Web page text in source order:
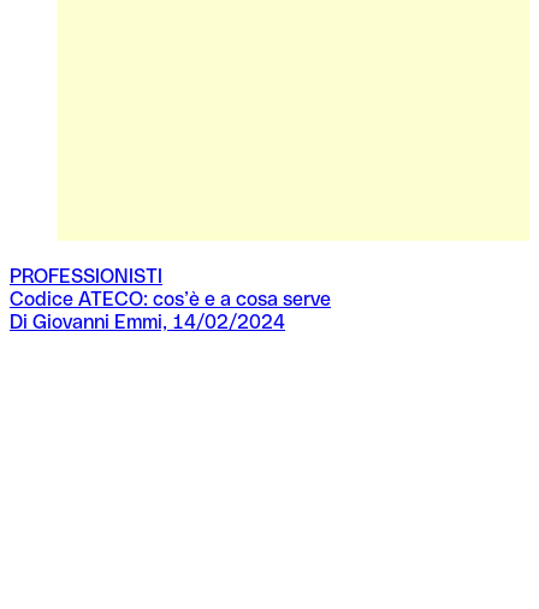
PROFESSIONISTI
Codice ATECO: cos’è e a cosa serve
Di Giovanni Emmi, 14/02/2024